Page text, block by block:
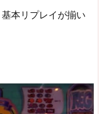
本リプレイが揃い